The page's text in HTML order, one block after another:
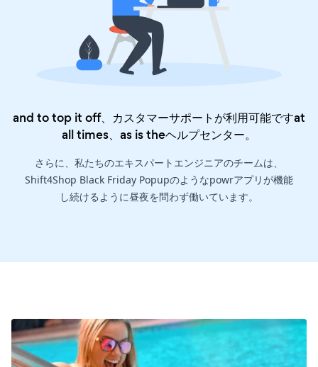
and to top it off、カスタマーサポートが利用可能ですat
all times、as is theヘルプセンター。
さらに、私たちのエキスパートエンジニアのチームは、
Shift4Shop Black Friday Popupのようなpowrアプリが機能
し続けるように昼夜を問わず働いています。